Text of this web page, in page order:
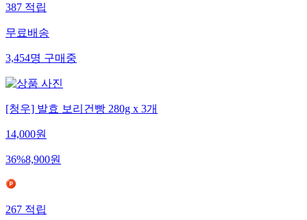
387적립
무료배송
3,454명구매중
[청우] 발효 보리건빵 280g x 3개
14,000원
36%8,900원
267적립